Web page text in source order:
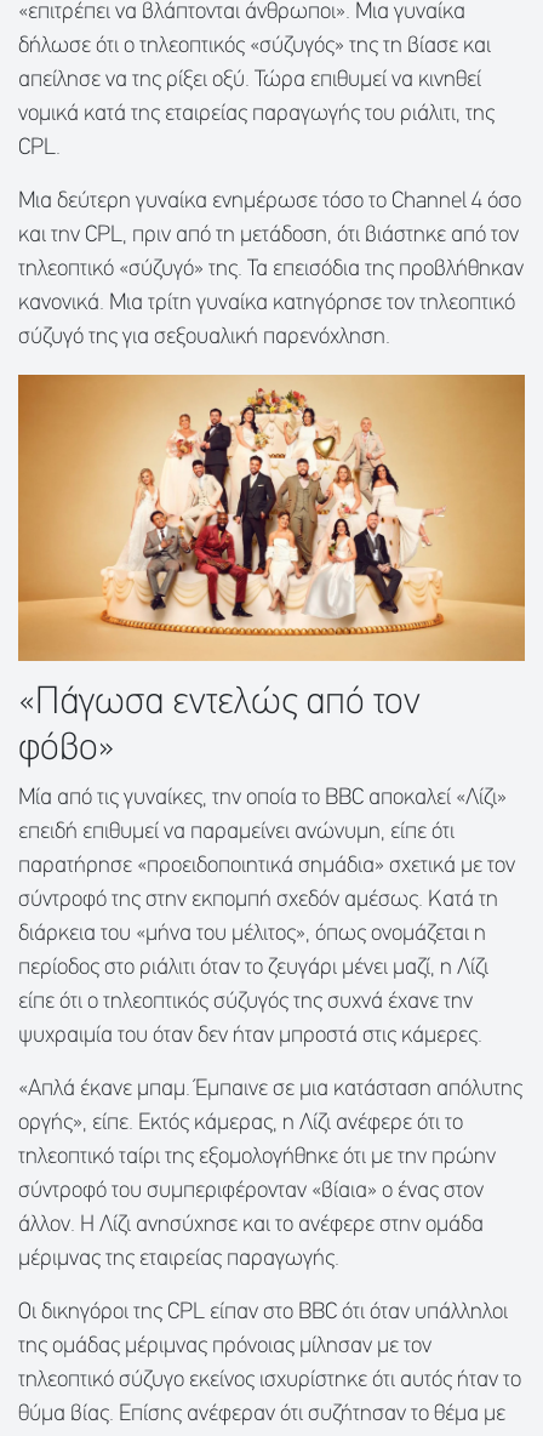
«επιτρέπει να βλάπτονται άνθρωποι». Μια γυναίκα
δήλωσε ότι ο τηλεοπτικός «σύζυγός» της τη βίασε και
απείλησε να της ρίξει οξύ. Τώρα επιθυμεί να κινηθεί
νομικά κατά της εταιρείας παραγωγής του ριάλιτι, της
CPL.
Μια δεύτερη γυναίκα ενημέρωσε τόσο το Channel 4 όσο
και την CPL, πριν από τη μετάδοση, ότι βιάστηκε από τον
τηλεοπτικό «σύζυγό» της. Τα επεισόδια της προβλήθηκαν
κανονικά. Μια τρίτη γυναίκα κατηγόρησε τον τηλεοπτικό
σύζυγό της για σεξουαλική παρενόχληση.
«Πάγωσα εντελώς από τον
φόβο»
Μία από τις γυναίκες, την οποία το BBC αποκαλεί «Λίζι»
επειδή επιθυμεί να παραμείνει ανώνυμη, είπε ότι
παρατήρησε «προειδοποιητικά σημάδια» σχετικά με τον
σύντροφό της στην εκπομπή σχεδόν αμέσως. Κατά τη
διάρκεια του «μήνα του μέλιτος», όπως ονομάζεται η
περίοδος στο ριάλιτι όταν το ζευγάρι μένει μαζί, η Λίζι
είπε ότι ο τηλεοπτικός σύζυγός της συχνά έχανε την
ψυχραιμία του όταν δεν ήταν μπροστά στις κάμερες.
«Απλά έκανε μπαμ. Έμπαινε σε μια κατάσταση απόλυτης
οργής», είπε. Εκτός κάμερας, η Λίζι ανέφερε ότι το
τηλεοπτικό ταίρι της εξομολογήθηκε ότι με την πρώην
σύντροφό του συμπεριφέρονταν «βίαια» ο ένας στον
άλλον. Η Λίζι ανησύχησε και το ανέφερε στην ομάδα
μέριμνας της εταιρείας παραγωγής.
Οι δικηγόροι της CPL είπαν στο BBC ότι όταν υπάλληλοι
της ομάδας μέριμνας πρόνοιας μίλησαν με τον
τηλεοπτικό σύζυγο εκείνος ισχυρίστηκε ότι αυτός ήταν το
θύμα βίας. Επίσης ανέφεραν ότι συζήτησαν το θέμα με